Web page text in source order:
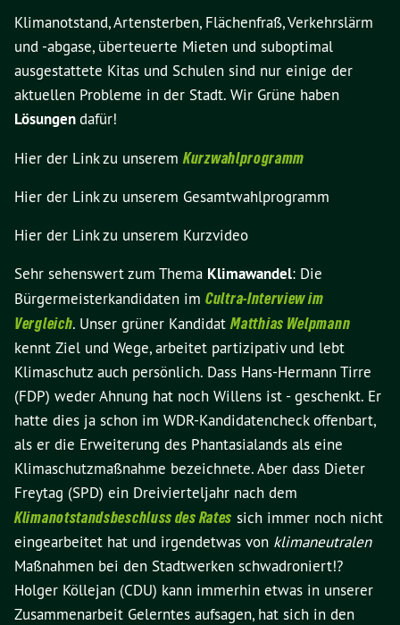
Klimanotstand, Artensterben, Flächenfraß, Verkehrslärm
und -abgase, überteuerte Mieten und suboptimal
ausgestattete Kitas und Schulen sind nur einige der
aktuellen Probleme in der Stadt. Wir Grüne haben
Lösungendafür!
Hier der Link zu unseremKurzwahlprogramm
Hier der Link zu unserem Gesamtwahlprogramm
Hier der Link zu unserem Kurzvideo
Sehr sehenswert zum Thema Klimawandel: Die
Bürgermeisterkandidaten im Cultra-Interview im
Vergleich. Unser grüner KandidatMatthias Welpmann
kennt Ziel und Wege, arbeitet partizipativ und lebt
Klimaschutz auch persönlich. Dass Hans-Hermann Tirre
(FDP) weder Ahnung hat noch Willens ist - geschenkt. Er
hatte dies ja schon im WDR-Kandidatencheck offenbart,
als er die Erweiterung des Phantasialands als eine
Klimaschutzmaßnahme bezeichnete. Aber dass Dieter
Freytag (SPD) ein Dreivierteljahr nach dem
Klimanotstandsbeschluss des Rates sich immer noch nicht
eingearbeitet hat und irgendetwas von klimaneutralen
Maßnahmen bei den Stadtwerken schwadroniert!?
Holger Köllejan (CDU) kann immerhin etwas in unserer
Zusammenarbeit Gelerntes aufsagen, hat sich in den